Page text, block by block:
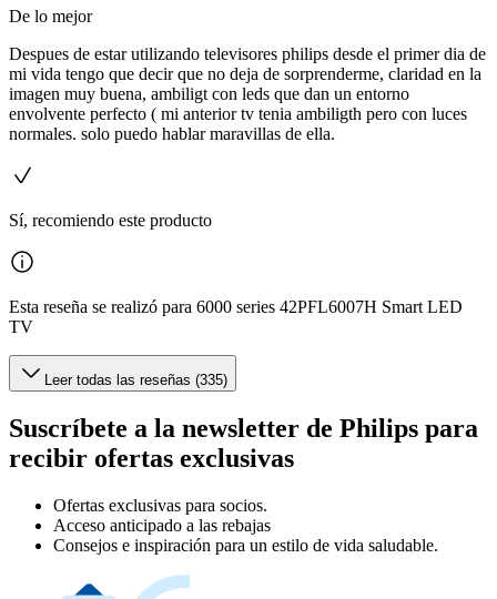
De lo mejor
Despues de estar utilizando televisores philips desde el primer dia de
mi vida tengo que decir que no deja de sorprenderme, claridad en la
imagen muy buena, ambiligt con leds que dan un entorno
envolvente perfecto ( mi anterior tv tenia ambiligth pero con luces
normales. solo puedo hablar maravillas de ella.
Sí, recomiendo este producto
Esta reseña se realizó para 6000 series 42PFL6007H Smart LED
TV
Leer todas las reseñas (335)
Suscríbete a la newsletter de Philips para
recibir ofertas exclusivas
Ofertas exclusivas para socios.
Acceso anticipado a las rebajas
Consejos e inspiración para un estilo de vida saludable.